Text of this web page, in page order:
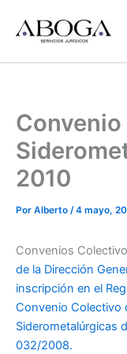
contenido
2010
Por Alberto /4 mayo,
Convenios
de la Dirección
inscripción en el
Convenio Colectivo
Siderometalúrgicas
032/2008.